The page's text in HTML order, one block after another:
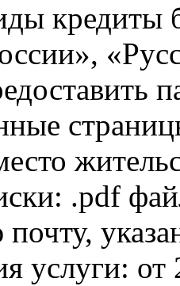
кредиты
.pdf
услуги: от